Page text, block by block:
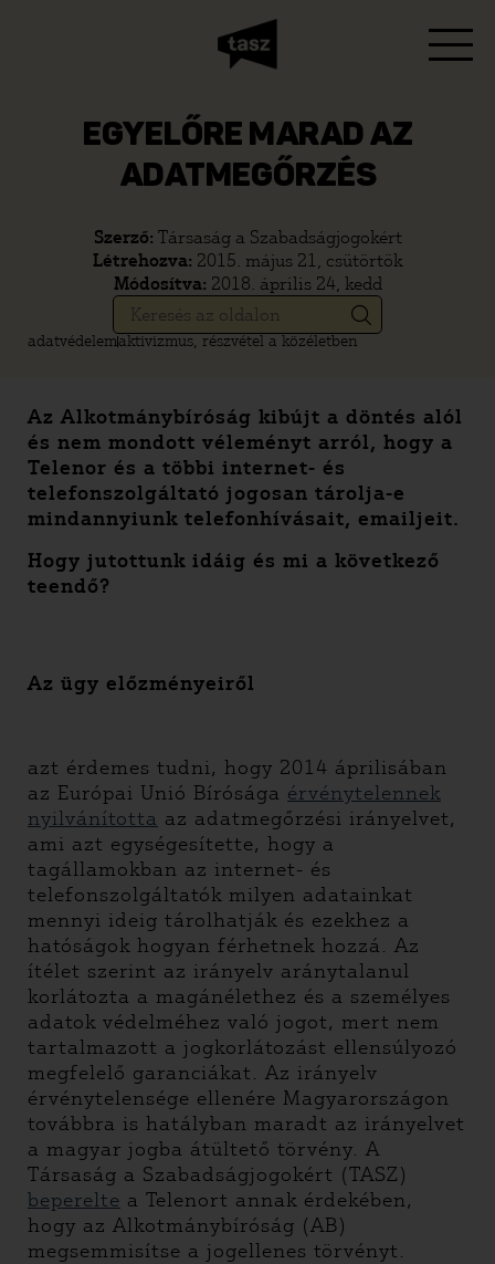
EGYELŐRE MARAD AZ
ADATMEGŐRZÉS
Szerző: Társaság a Szabadságjogokért
Létrehozva: 2015. május 21, csütörtök
Módosítva: 2018. április 24, kedd
adatvédelemaktivizmus, részvétel a közéletben
Az Alkotmánybíróság kibújt a döntés alól
és nem mondott véleményt arról, hogy a
Telenor és a többi internet- és
telefonszolgáltató jogosan tárolja-e
mindannyiunk telefonhívásait, emailjeit.
Hogy jutottunk idáig és mi a következő
teendő?
Az ügy előzményeiről
azt érdemes tudni, hogy 2014 áprilisában
az Európai Unió Bírósága érvénytelennek
nyilvánította az adatmegőrzési irányelvet,
ami azt egységesítette, hogy a
tagállamokban az internet- és
telefonszolgáltatók milyen adatainkat
mennyi ideig tárolhatják és ezekhez a
hatóságok hogyan férhetnek hozzá. Az
ítélet szerint az irányelv aránytalanul
korlátozta a magánélethez és a személyes
adatok védelméhez való jogot, mert nem
tartalmazott a jogkorlátozást ellensúlyozó
megfelelő garanciákat. Az irányelv
érvénytelensége ellenére Magyarországon
továbbra is hatályban maradt az irányelvet
a magyar jogba átültető törvény. A
Társaság a Szabadságjogokért (TASZ)
beperelte a Telenort annak érdekében,
hogy az Alkotmánybíróság (AB)
megsemmisítse a jogellenes törvényt.